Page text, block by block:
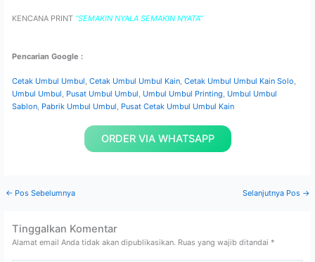
KENCANA PRINT “SEMAKIN NYALA SEMAKIN NYATA”
Pencarian Google :
Cetak Umbul Umbul, Cetak Umbul Umbul Kain, Cetak Umbul Umbul Kain Solo,
Umbul Umbul, Pusat Umbul Umbul, Umbul Umbul Printing, Umbul Umbul
Sablon, Pabrik Umbul Umbul, Pusat Cetak Umbul Umbul Kain
ORDER VIA WHATSAPP
← Pos Sebelumnya Selanjutnya Pos →
Tinggalkan Komentar
Alamat email Anda tidak akan dipublikasikan. Ruas yang wajib ditandai *